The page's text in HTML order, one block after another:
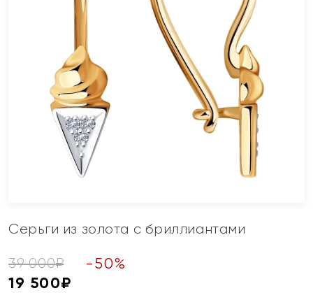
Серьги из золота с бриллиантами
39 000₽ -50%
19 500₽